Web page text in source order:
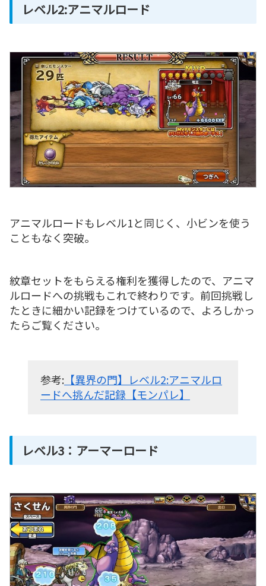
レベル2:アニマルロード
アニマルロードもレベル1と同じく、小ビンを使う
こともなく突破。
紋章セットをもらえる権利を獲得したので、アニマ
ルロードへの挑戦もこれで終わりです。前回挑戦し
たときに細かい記録をつけているので、よろしかっ
たらご覧ください。
参考: 【異界の門】レベル2:アニマルロ
ードへ挑んだ記録【モンパレ】
レベル3：アーマーロード